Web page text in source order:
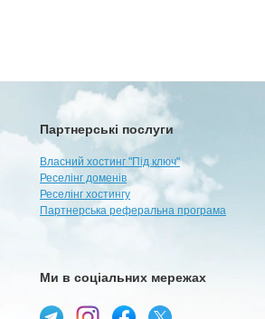
Партнерські послуги
Власний хостинг "Під ключ"
Реселінг доменів
Реселінг хостингу
Партнерська реферальна програма
Ми в соціальних мережах